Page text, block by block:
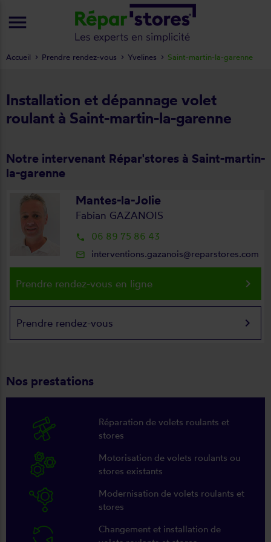
Installation et dépannage volet
roulant à Saint-martin-la-garenne
Notre intervenant Répar'stores à Saint-martin-
la-garenne
Mantes-la-Jolie
Fabian GAZANOIS
local_phone 06 89 75 86 43
mail_outline interventions.gazanois@reparstores.com
Prendre rendez-vous en ligne keyboard_arrow_right
Prendre rendez-vous keyboard_arrow_right
Nos prestations
Réparation de volets roulants et
stores
Motorisation de volets roulants ou
stores existants
Modernisation de volets roulants et
stores
Changement et installation de
Accueil Prendre rendez-vous Yvelines Saint-martin-la-garenne
menu